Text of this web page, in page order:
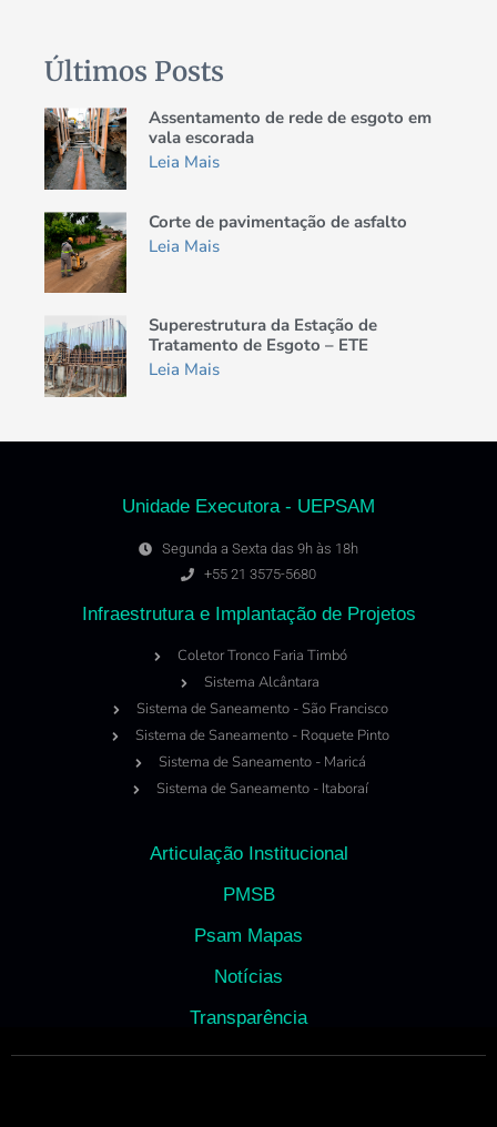
Últimos Posts
Assentamento de rede de esgoto em
vala escorada
Leia Mais
Corte de pavimentação de asfalto
Leia Mais
Superestrutura da Estação de
Tratamento de Esgoto – ETE
Leia Mais
Unidade Executora - UEPSAM
Segunda a Sexta das 9h às 18h
+55 21 3575-5680
Infraestrutura e Implantação de Projetos
Coletor Tronco Faria Timbó
Sistema Alcântara
Sistema de Saneamento - São Francisco
Sistema de Saneamento - Roquete Pinto
Sistema de Saneamento - Maricá
Sistema de Saneamento - Itaboraí
Articulação Institucional
PMSB
Psam Mapas
Notícias
Transparência